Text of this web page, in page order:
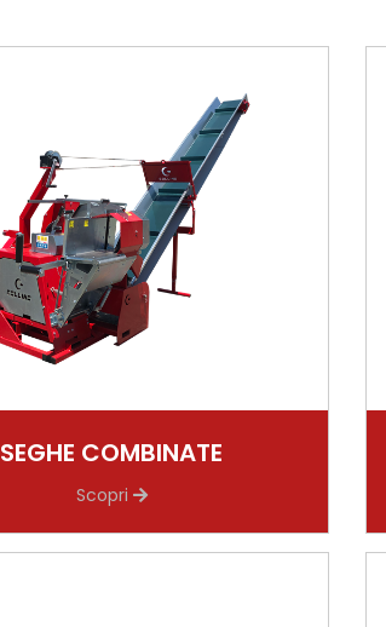
SEGHE COMBINATE
Scopri